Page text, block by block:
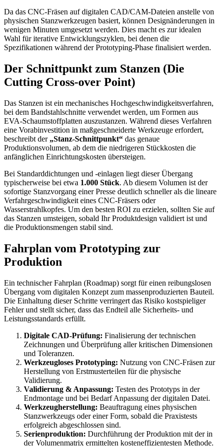
Da das CNC-Fräsen auf digitalen CAD/CAM-Dateien anstelle von
physischen Stanzwerkzeugen basiert, können Designänderungen in
wenigen Minuten umgesetzt werden. Dies macht es zur idealen
Wahl für iterative Entwicklungszyklen, bei denen die
Spezifikationen während der Prototyping-Phase finalisiert werden.
Der Schnittpunkt zum Stanzen (Die
Cutting Cross-over Point)
Das Stanzen ist ein mechanisches Hochgeschwindigkeitsverfahren,
bei dem Bandstahlschnitte verwendet werden, um Formen aus
EVA-Schaumstoffplatten auszustanzen. Während dieses Verfahren
eine Vorabinvestition in maßgeschneiderte Werkzeuge erfordert,
beschreibt der „Stanz-Schnittpunkt“ das genaue
Produktionsvolumen, ab dem die niedrigeren Stückkosten die
anfänglichen Einrichtungskosten übersteigen.
Bei Standarddichtungen und -einlagen liegt dieser Übergang
typischerweise bei etwa 1.000 Stück. Ab diesem Volumen ist der
sofortige Stanzvorgang einer Presse deutlich schneller als die lineare
Verfahrgeschwindigkeit eines CNC-Fräsers oder
Wasserstrahlkopfes. Um den besten ROI zu erzielen, sollten Sie auf
das Stanzen umsteigen, sobald Ihr Produktdesign validiert ist und
die Produktionsmengen stabil sind.
Fahrplan vom Prototyping zur
Produktion
Ein technischer Fahrplan (Roadmap) sorgt für einen reibungslosen
Übergang vom digitalen Konzept zum massenproduzierten Bauteil.
Die Einhaltung dieser Schritte verringert das Risiko kostspieliger
Fehler und stellt sicher, dass das Endteil alle Sicherheits- und
Leistungsstandards erfüllt.
Digitale CAD-Prüfung: Finalisierung der technischen
Zeichnungen und Überprüfung aller kritischen Dimensionen
und Toleranzen.
Werkzeugloses Prototyping: Nutzung von CNC-Fräsen zur
Herstellung von Erstmusterteilen für die physische
Validierung.
Validierung & Anpassung: Testen des Prototyps in der
Endmontage und bei Bedarf Anpassung der digitalen Datei.
Werkzeugherstellung: Beauftragung eines physischen
Stanzwerkzeugs oder einer Form, sobald die Praxistests
erfolgreich abgeschlossen sind.
Serienproduktion: Durchführung der Produktion mit der in
der Volumenmatrix ermittelten kosteneffizientesten Methode.